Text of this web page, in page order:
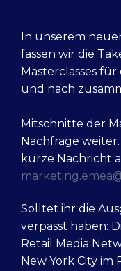
In unserem
fassen wir die
Masterclasses
und nach
Mitschnitte der
Nachfrage
kurze Nachricht
Solltet ihr die
verpasst haben:
Retail Media
New York City im